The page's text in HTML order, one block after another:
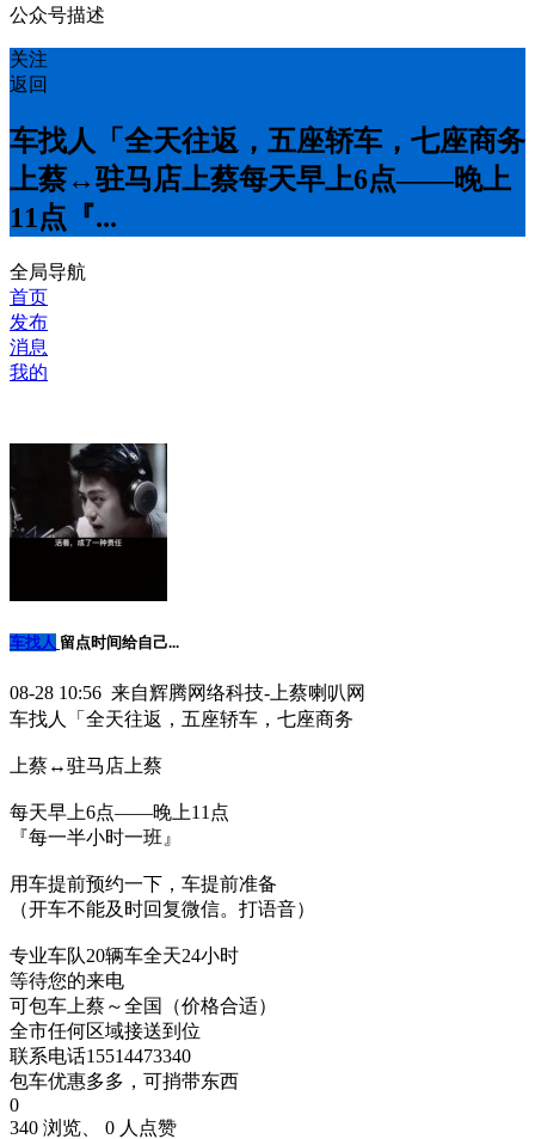
公众号描述
关注
返回
车找人「全天往返，五座轿车，七座商务
上蔡↔️驻马店上蔡每天早上6点——晚上
11点『...
全局导航
首页
发布
消息
我的
车找人 留点时间给自己...
08-28 10:56 来自辉腾网络科技-上蔡喇叭网
车找人「全天往返，五座轿车，七座商务
上蔡↔️驻马店上蔡
每天早上6点——晚上11点
『每一半小时一班』
用车提前预约一下，车提前准备
（开车不能及时回复微信。打语音）
专业车队20辆车全天24小时
等待您的来电
可包车上蔡～全国（价格合适）
全市任何区域接送到位
联系电话15514473340
包车优惠多多，可捎带东西
0
340 浏览、 0 人点赞